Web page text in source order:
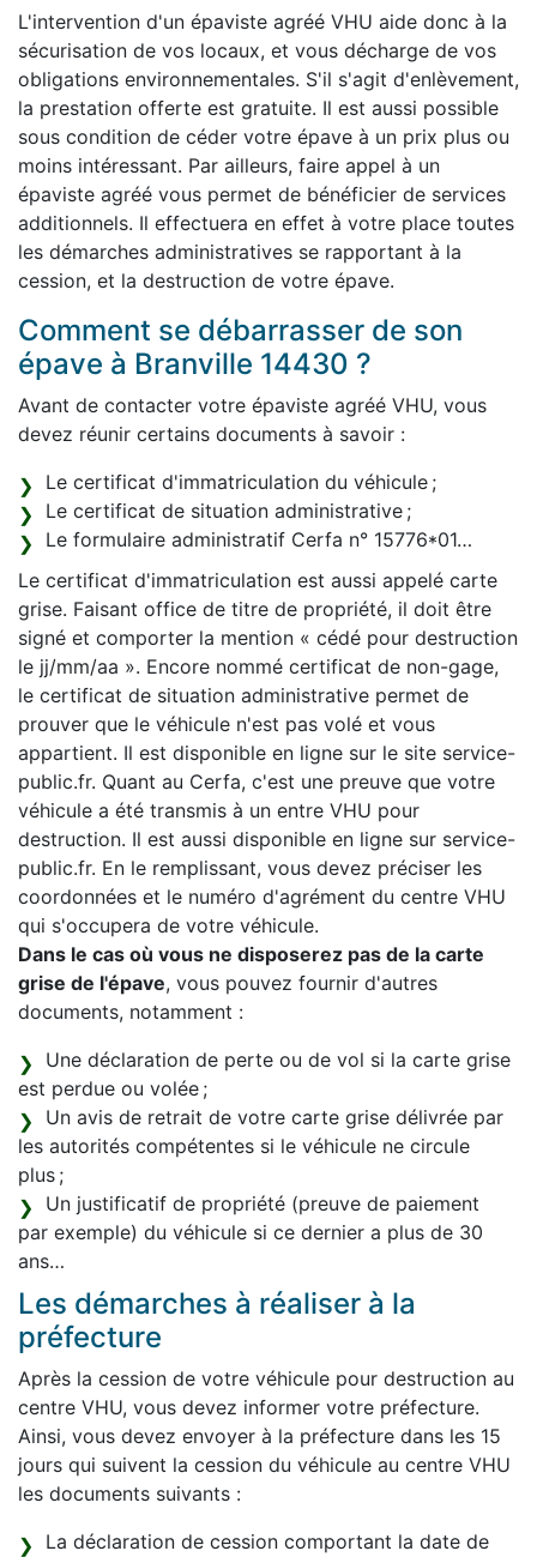
L'intervention d'un épaviste agréé VHU aide donc à la
sécurisation de vos locaux, et vous décharge de vos
obligations environnementales. S'il s'agit d'enlèvement,
la prestation offerte est gratuite. Il est aussi possible
sous condition de céder votre épave à un prix plus ou
moins intéressant. Par ailleurs, faire appel à un
épaviste agréé vous permet de bénéficier de services
additionnels. Il effectuera en effet à votre place toutes
les démarches administratives se rapportant à la
cession, et la destruction de votre épave.
Comment se débarrasser de son
épave à Branville 14430 ?
Avant de contacter votre épaviste agréé VHU, vous
devez réunir certains documents à savoir :
Le certificat d'immatriculation du véhicule ;
Le certificat de situation administrative ;
Le formulaire administratif Cerfa n° 15776*01…
Le certificat d'immatriculation est aussi appelé carte
grise. Faisant office de titre de propriété, il doit être
signé et comporter la mention « cédé pour destruction
le jj/mm/aa ». Encore nommé certificat de non-gage,
le certificat de situation administrative permet de
prouver que le véhicule n'est pas volé et vous
appartient. Il est disponible en ligne sur le site service-
public.fr. Quant au Cerfa, c'est une preuve que votre
véhicule a été transmis à un entre VHU pour
destruction. Il est aussi disponible en ligne sur service-
public.fr. En le remplissant, vous devez préciser les
coordonnées et le numéro d'agrément du centre VHU
qui s'occupera de votre véhicule.
Dans le cas où vous ne disposerez pas de la carte
grise de l'épave, vous pouvez fournir d'autres
documents, notamment :
Une déclaration de perte ou de vol si la carte grise
est perdue ou volée ;
Un avis de retrait de votre carte grise délivrée par
les autorités compétentes si le véhicule ne circule
plus ;
Un justificatif de propriété (preuve de paiement
par exemple) du véhicule si ce dernier a plus de 30
ans…
Les démarches à réaliser à la
préfecture
Après la cession de votre véhicule pour destruction au
centre VHU, vous devez informer votre préfecture.
Ainsi, vous devez envoyer à la préfecture dans les 15
jours qui suivent la cession du véhicule au centre VHU
les documents suivants :
La déclaration de cession comportant la date de